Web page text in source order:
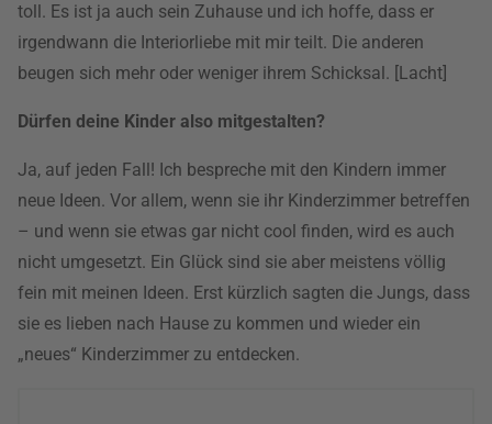
toll. Es ist ja auch sein Zuhause und ich hoffe, dass er
irgendwann die Interiorliebe mit mir teilt. Die anderen
beugen sich mehr oder weniger ihrem Schicksal. [Lacht]
Dürfen deine Kinder also mitgestalten?
Ja, auf jeden Fall! Ich bespreche mit den Kindern immer
neue Ideen. Vor allem, wenn sie ihr Kinderzimmer betreffen
– und wenn sie etwas gar nicht cool finden, wird es auch
nicht umgesetzt. Ein Glück sind sie aber meistens völlig
fein mit meinen Ideen. Erst kürzlich sagten die Jungs, dass
sie es lieben nach Hause zu kommen und wieder ein
„neues“ Kinderzimmer zu entdecken.